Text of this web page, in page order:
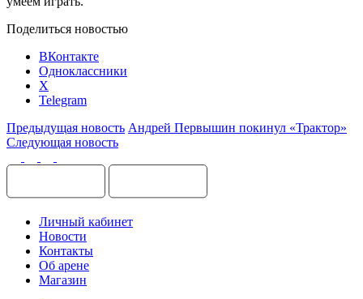
Поделиться новостью
ВКонтакте
Одноклассники
X
Telegram
Предыдущая новость Андрей Первышин покинул «Трактор»
Следующая новость
Личный кабинет
Новости
Контакты
Об арене
Магазин